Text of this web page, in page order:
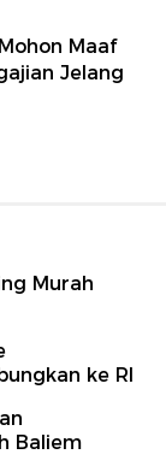
Maaf
Jelang
Murah
ke RI
Baliem